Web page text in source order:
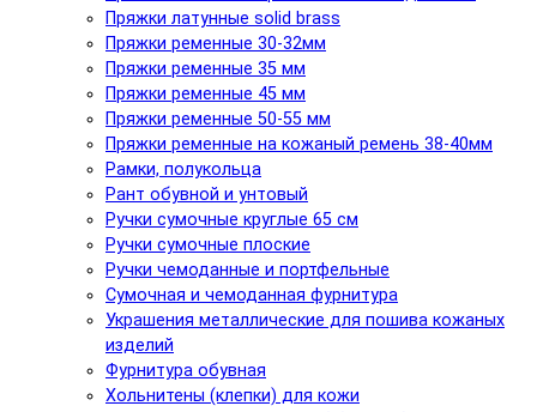
Пряжки латунные solid brass
Пряжки ременные 30-32мм
Пряжки ременные 35 мм
Пряжки ременные 45 мм
Пряжки ременные 50-55 мм
Пряжки ременные на кожаный ремень 38-40мм
Рамки, полукольца
Рант обувной и унтовый
Ручки сумочные круглые 65 см
Ручки сумочные плоские
Ручки чемоданные и портфельные
Сумочная и чемоданная фурнитура
Украшения металлические для пошива кожаных
изделий
Фурнитура обувная
Хольнитены (клепки) для кожи